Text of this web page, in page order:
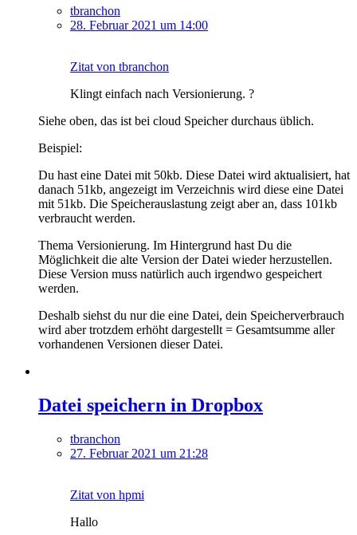
tbranchon
28. Februar 2021 um 14:00
Zitat von tbranchon
Klingt einfach nach Versionierung. ?
Siehe oben, das ist bei cloud Speicher durchaus üblich.
Beispiel:
Du hast eine Datei mit 50kb. Diese Datei wird aktualisiert, hat
danach 51kb, angezeigt im Verzeichnis wird diese eine Datei
mit 51kb. Die Speicherauslastung zeigt aber an, dass 101kb
verbraucht werden.
Thema Versionierung. Im Hintergrund hast Du die
Möglichkeit die alte Version der Datei wieder herzustellen.
Diese Version muss natürlich auch irgendwo gespeichert
werden.
Deshalb siehst du nur die eine Datei, dein Speicherverbrauch
wird aber trotzdem erhöht dargestellt = Gesamtsumme aller
vorhandenen Versionen dieser Datei.
Datei speichern in Dropbox
tbranchon
27. Februar 2021 um 21:28
Zitat von hpmi
Hallo